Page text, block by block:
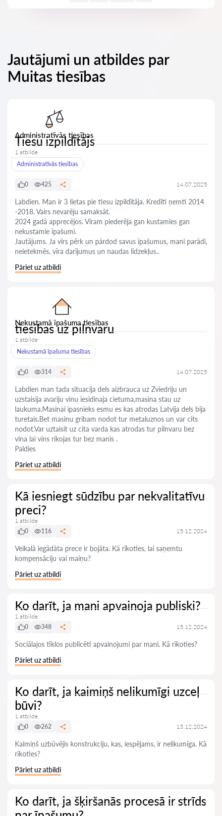
Jautājumi un atbildes par
Muitas tiesības
Administratīvās tiesības
Tiesu izpildītājs
1 atbilde
Administratīvās tiesības
0 425 14.07.2025
Labdien. Man ir 3 lietas pie tiesu izpildītāja. Kredīti ņemti 2014
-2018. Vairs nevarēju samaksāt.
2024 gadā apprecējos. Vīram piederēja gan kustamies gan
nekustamie īpašumi.
Jautājums. Ja vīrs pērk un pārdod savus īpašumus, mani parādi,
neietekmēs, vīra darījumus un naudas līdzekļus..
Pāriet uz atbildi
Nekustamā īpašuma tiesības
tiesibas uz pilnvaru
1 atbilde
Nekustamā īpašuma tiesības
0 314 14.07.2025
Labdien man tada situacija dels aizbrauca uz Zviedriju un
uzstaisija avariju vinu iesidinaja cietuma,masina stau uz
laukuma.Masinai ipasnieks esmu es kas atrodas Latvija dels bija
turetais.Bet masinu gribam nodot tur metaluznos un var cits
nodot.Var uztaisit uz cita varda kas atrodas tur pilnvaru bez
vina lai vins rikojas tur bez manis .
Paldies
Pāriet uz atbildi
Kā iesniegt sūdzību par nekvalitatīvu
preci?
1 atbilde
0
116 15.12.2024
Veikalā iegādāta prece ir bojāta. Kā rīkoties, lai saņemtu
kompensāciju vai maiņu?
Pāriet uz atbildi
Ko darīt, ja mani apvainoja publiski?
1 atbilde
0
348 15.12.2024
Sociālajos tīklos publicēti apvainojumi par mani. Kā rīkoties?
Pāriet uz atbildi
Ko darīt, ja kaimiņš nelikumīgi uzceļ
būvi?
1 atbilde
0
262 15.12.2024
Kaimiņš uzbūvējis konstrukciju, kas, iespējams, ir nelikumīga. Kā
rīkoties?
Pāriet uz atbildi
Ko darīt, ja šķiršanās procesā ir strīds